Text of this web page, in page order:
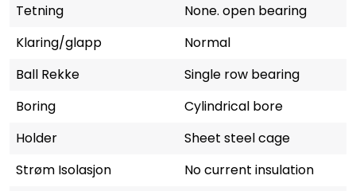
Tetning
None. open bearing
Klaring/glapp
Normal
Ball Rekke
Single row bearing
Boring
Cylindrical bore
Holder
Sheet steel cage
Strøm Isolasjon
No current insulation